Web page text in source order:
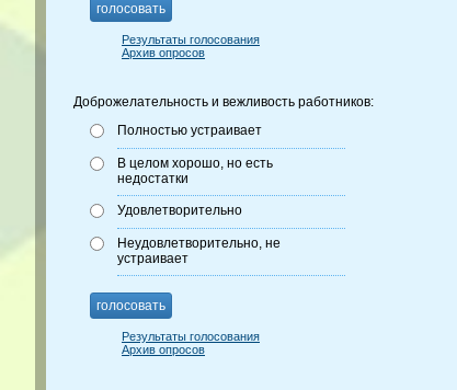
голосовать
Результаты голосования
Архив опросов
Доброжелательность и вежливость работников:
Полностью устраивает
В целом хорошо, но есть
недостатки
Удовлетворительно
Неудовлетворительно, не
устраивает
голосовать
Результаты голосования
Архив опросов